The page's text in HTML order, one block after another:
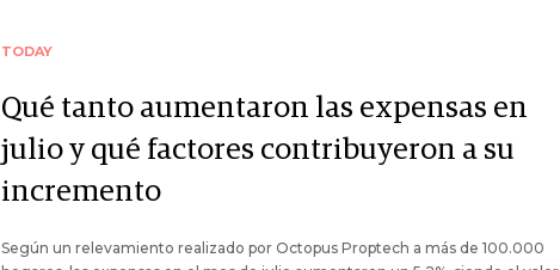
TODAY
Qué tanto aumentaron las expensas en
julio y qué factores contribuyeron a su
incremento
Según un relevamiento realizado por Octopus Proptech a más de 100.000